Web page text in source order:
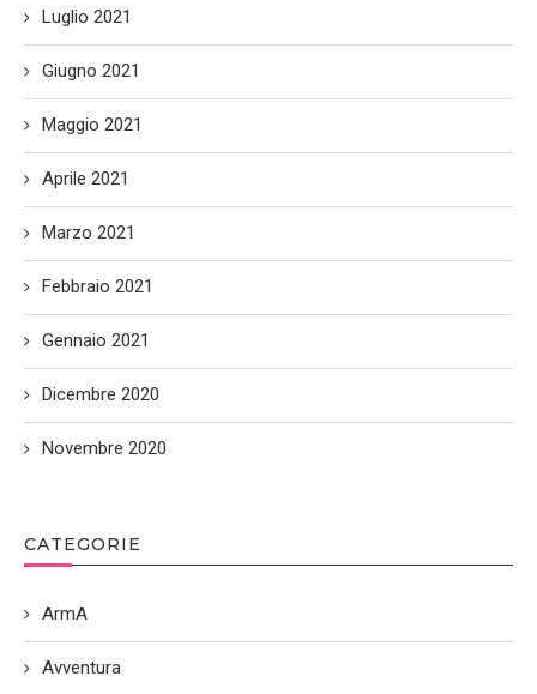
Luglio 2021
Giugno 2021
Maggio 2021
Aprile 2021
Marzo 2021
Febbraio 2021
Gennaio 2021
Dicembre 2020
Novembre 2020
CATEGORIE
ArmA
Avventura